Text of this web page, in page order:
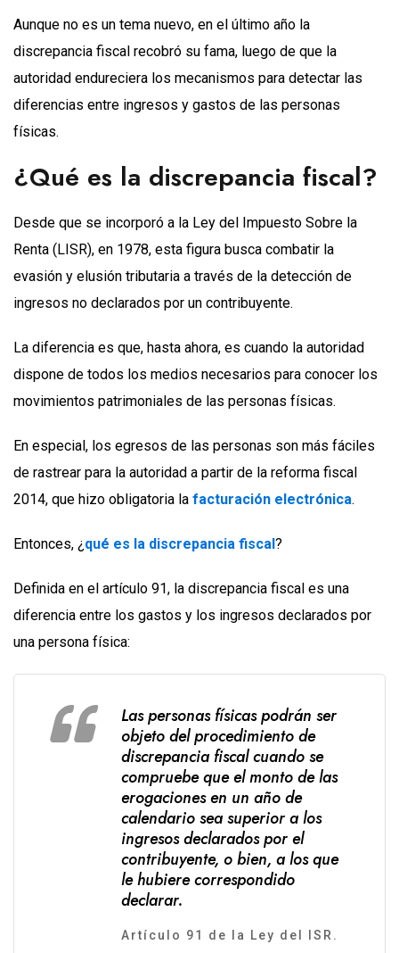
Aunque no es un tema nuevo, en el último año la
discrepancia fiscal recobró su fama, luego de que la
autoridad endureciera los mecanismos para detectar las
diferencias entre ingresos y gastos de las personas
físicas.
¿Qué es la discrepancia fiscal?
Desde que se incorporó a la Ley del Impuesto Sobre la
Renta (LISR), en 1978, esta figura busca combatir la
evasión y elusión tributaria a través de la detección de
ingresos no declarados por un contribuyente.
La diferencia es que, hasta ahora, es cuando la autoridad
dispone de todos los medios necesarios para conocer los
movimientos patrimoniales de las personas físicas.
En especial, los egresos de las personas son más fáciles
de rastrear para la autoridad a partir de la reforma fiscal
2014, que hizo obligatoria la facturación electrónica.
Entonces, ¿qué es la discrepancia fiscal?
Definida en el artículo 91, la discrepancia fiscal es una
diferencia entre los gastos y los ingresos declarados por
una persona física:
Las personas físicas podrán ser
objeto del procedimiento de
discrepancia fiscal cuando se
compruebe que el monto de las
erogaciones en un año de
calendario sea superior a los
ingresos declarados por el
contribuyente, o bien, a los que
le hubiere correspondido
declarar.
Artículo 91 de la Ley del ISR.